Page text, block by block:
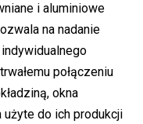
i aluminiowe
na nadanie
połączeniu
okna
użyte do ich produkcji